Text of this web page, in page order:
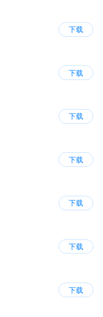
下载
下载
下载
下载
下载
下载
下载